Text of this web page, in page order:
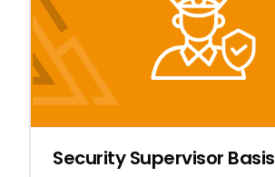
Security Supervisor Basis